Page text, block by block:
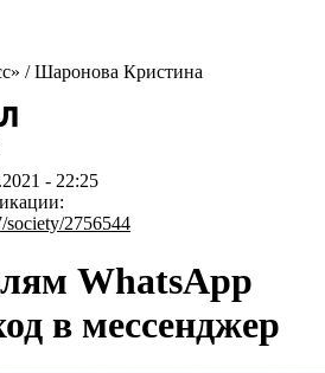
/Шаронова Кристина
- 22:25
society/2756544
WhatsApp
в мессенджер